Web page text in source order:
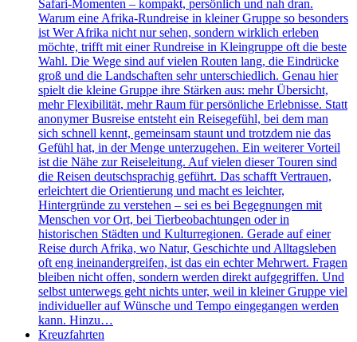
Safari-Momenten – kompakt, persönlich und nah dran.
Warum eine Afrika-Rundreise in kleiner Gruppe so besonders
ist Wer Afrika nicht nur sehen, sondern wirklich erleben
möchte, trifft mit einer Rundreise in Kleingruppe oft die beste
Wahl. Die Wege sind auf vielen Routen lang, die Eindrücke
groß und die Landschaften sehr unterschiedlich. Genau hier
spielt die kleine Gruppe ihre Stärken aus: mehr Übersicht,
mehr Flexibilität, mehr Raum für persönliche Erlebnisse. Statt
anonymer Busreise entsteht ein Reisegefühl, bei dem man
sich schnell kennt, gemeinsam staunt und trotzdem nie das
Gefühl hat, in der Menge unterzugehen. Ein weiterer Vorteil
ist die Nähe zur Reiseleitung. Auf vielen dieser Touren sind
die Reisen deutschsprachig geführt. Das schafft Vertrauen,
erleichtert die Orientierung und macht es leichter,
Hintergründe zu verstehen – sei es bei Begegnungen mit
Menschen vor Ort, bei Tierbeobachtungen oder in
historischen Städten und Kulturregionen. Gerade auf einer
Reise durch Afrika, wo Natur, Geschichte und Alltagsleben
oft eng ineinandergreifen, ist das ein echter Mehrwert. Fragen
bleiben nicht offen, sondern werden direkt aufgegriffen. Und
selbst unterwegs geht nichts unter, weil in kleiner Gruppe viel
individueller auf Wünsche und Tempo eingegangen werden
kann. Hinzu…
Kreuzfahrten